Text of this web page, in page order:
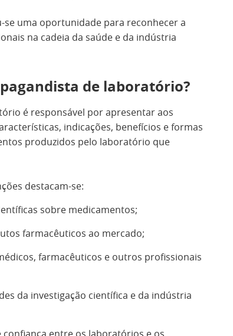
se uma oportunidade para reconhecer a
na cadeia da saúde e da indústria
de laboratório?
é responsável por apresentar aos
indicações, benefícios e formas
produzidos pelo laboratório que
destacam-se:
sobre medicamentos;
farmacêuticos ao mercado;
farmacêuticos e outros profissionais
da investigação científica e da indústria